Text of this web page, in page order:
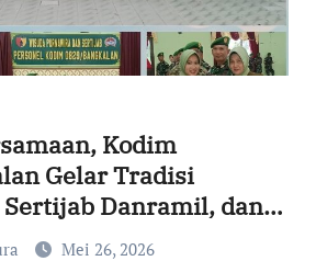
Kodim
Gelar Tradisi
Danramil, dan
Mei 26, 2026